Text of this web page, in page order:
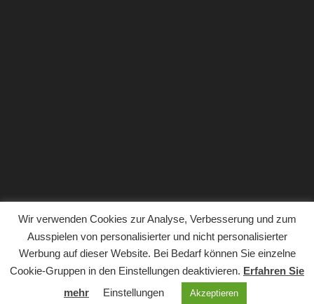
Copyright © 2018. Der gesamte Inhalt der Website von
Haushaltsgeräte.com ist urheberrechtlich geschützt
(alle Rechte vorbehalten).
Wir verwenden Cookies zur Analyse, Verbesserung und zum
Ausspielen von personalisierter und nicht personalisierter
Werbung auf dieser Website. Bei Bedarf können Sie einzelne
Cookie-Gruppen in den Einstellungen deaktivieren. Erfahren Sie
mehr
Einstellungen Akzeptieren